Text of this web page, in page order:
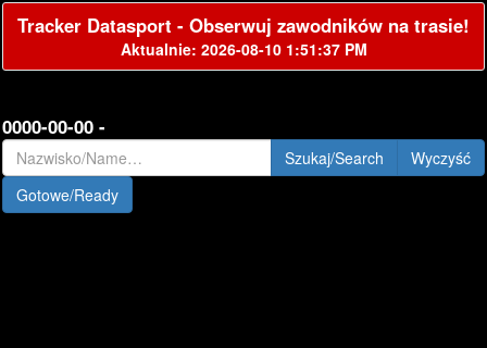
Tracker Datasport - Obserwuj zawodników na trasie!
Aktualnie: 2026-08-10 1:51:37 PM
0000-00-00 -
Szukaj/Search
Gotowe/Ready